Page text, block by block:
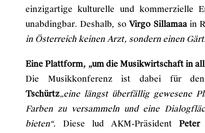
einzigartige kulturelle und kommerzielle
unabdingbar. Deshalb, soVirgo Sillamaain
in Österreich keinen Arzt, sondern einen
Eine Plattform, „um die Musikwirtschaft in
Die Musikkonferenz ist dabei für den
Tschürtz„eine längst überfällig gewesene
Farben zu versammeln und eine
bieten“. Diese lud AKM-Präsident Peter